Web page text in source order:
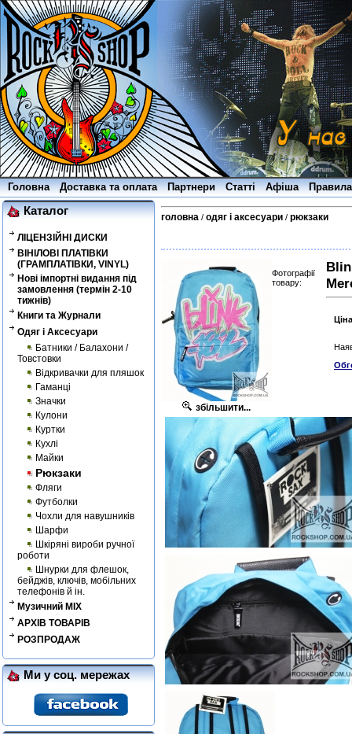
Головна Доставка та оплата Партнери Статті Афіша
Каталог
ЛІЦЕНЗІЙНІ ДИСКИ
ВІНІЛОВІ ПЛАТІВКИ
(ГРАМПЛАТІВКИ, VINYL)
Нові імпортні видання під
замовлення (термін 2-10
тижнів)
Книги та Журнали
Одяг і Аксесуари
Батники / Балахони /
Товстовки
Відкривачки для пляшок
Гаманці
Значки
Кулони
Куртки
Кухлі
Майки
Рюкзаки
Фляги
Футболки
Чохли для навушників
Шарфи
Шкіряні вироби ручної
роботи
Шнурки для флешок,
бейджів, ключів, мобільних
телефонів й ін.
Музичний MIX
АРХІВ ТОВАРІВ
РОЗПРОДАЖ
Ми у соц. мережах
головна / одяг і аксесуари / рюкзаки
збільшити...
Фотографії
товару: